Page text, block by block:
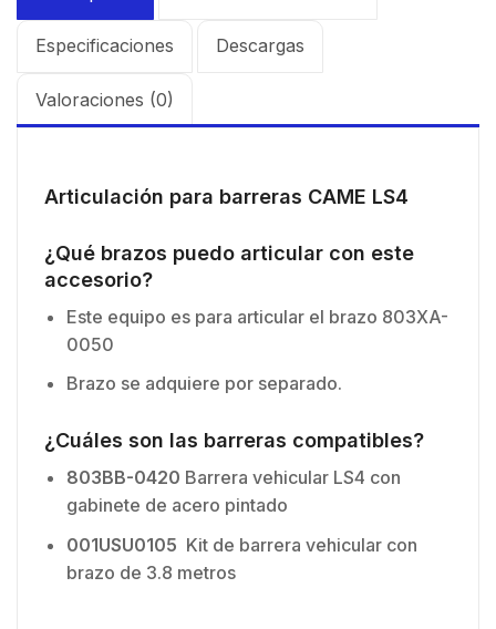
Especificaciones Descargas
Valoraciones (0)
Articulación para barreras CAME LS4
¿Qué brazos puedo articular con este
accesorio?
Este equipo es para articular el brazo 803XA-
0050
Brazo se adquiere por separado.
¿Cuáles son las barreras compatibles?
803BB-0420 Barrera vehicular LS4 con
gabinete de acero pintado
001USU0105 Kit de barrera vehicular con
brazo de 3.8 metros